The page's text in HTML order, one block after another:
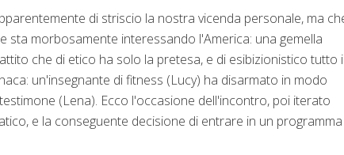
di striscio la nostra vicenda personale, ma
sta morbosamente interessando l'America: una gemella
che di etico ha solo la pretesa, e di esibizionistico tutto il
un'insegnante di fitness (Lucy) ha disarmato in modo
(Lena). Ecco l'occasione dell'incontro, poi iterato
e la conseguente decisione di entrare in un programma